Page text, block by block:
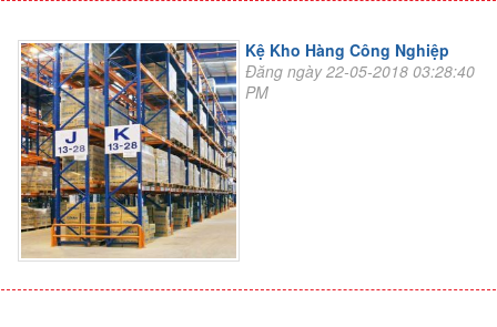
Kệ Kho Hàng Công Nghiệp
Đăng ngày 22-05-2018 03:28:40
PM